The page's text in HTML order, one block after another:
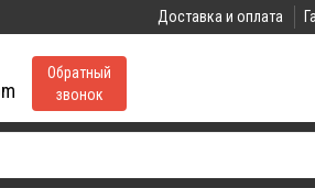
Доставка и оплата
Обратный
звонок